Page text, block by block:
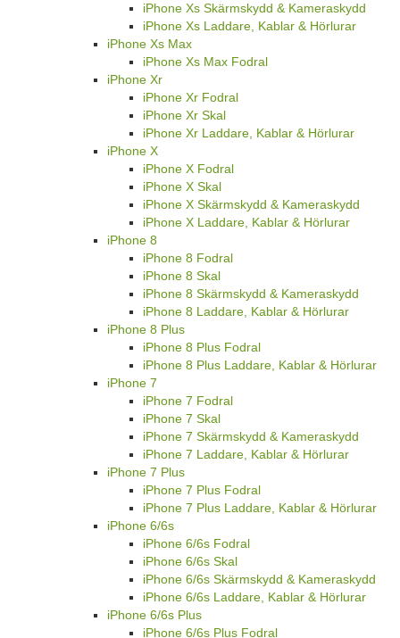
iPhone Xs Skärmskydd & Kameraskydd
iPhone Xs Laddare, Kablar & Hörlurar
iPhone Xs Max
iPhone Xs Max Fodral
iPhone Xr
iPhone Xr Fodral
iPhone Xr Skal
iPhone Xr Laddare, Kablar & Hörlurar
iPhone X
iPhone X Fodral
iPhone X Skal
iPhone X Skärmskydd & Kameraskydd
iPhone X Laddare, Kablar & Hörlurar
iPhone 8
iPhone 8 Fodral
iPhone 8 Skal
iPhone 8 Skärmskydd & Kameraskydd
iPhone 8 Laddare, Kablar & Hörlurar
iPhone 8 Plus
iPhone 8 Plus Fodral
iPhone 8 Plus Laddare, Kablar & Hörlurar
iPhone 7
iPhone 7 Fodral
iPhone 7 Skal
iPhone 7 Skärmskydd & Kameraskydd
iPhone 7 Laddare, Kablar & Hörlurar
iPhone 7 Plus
iPhone 7 Plus Fodral
iPhone 7 Plus Laddare, Kablar & Hörlurar
iPhone 6/6s
iPhone 6/6s Fodral
iPhone 6/6s Skal
iPhone 6/6s Skärmskydd & Kameraskydd
iPhone 6/6s Laddare, Kablar & Hörlurar
iPhone 6/6s Plus
iPhone 6/6s Plus Fodral